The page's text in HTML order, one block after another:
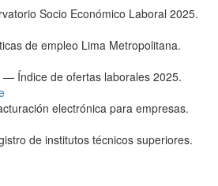
Socio Económico Laboral 2025.
de empleo Lima Metropolitana.
— Índice de ofertas laborales 2025.
electrónica para empresas.
de institutos técnicos superiores.